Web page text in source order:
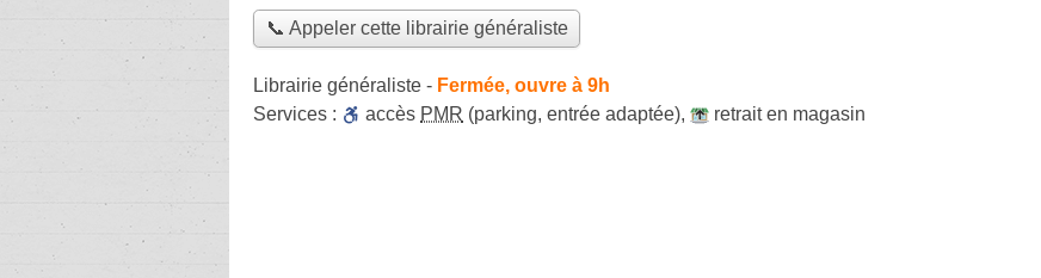
📞 Appeler cette librairie généraliste
Librairie généraliste - Fermée, ouvre à 9h
Services :
accès PMR (parking, entrée adaptée), retrait en magasin